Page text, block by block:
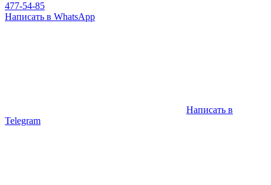
477-54-85
Написать в WhatsApp
Написать в
Telegram